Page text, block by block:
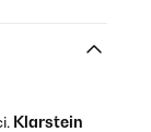
Klarstein